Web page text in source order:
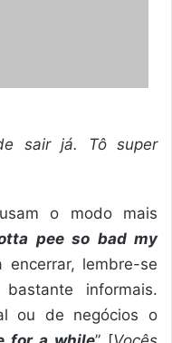
sair já. Tô super
o modo mais
pee so bad my
encerrar, lembre-se
informais.
ou de negócios o